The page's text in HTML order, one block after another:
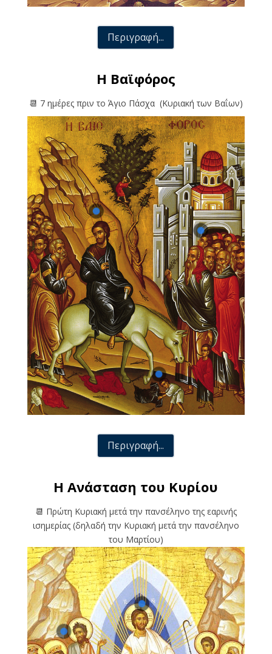
Περιγραφή...
Η Βαϊφόρος
📆 7 ημέρες πριν το Άγιο Πάσχα (Κυριακή των Βαΐων)
Περιγραφή...
Η Ανάσταση του Κυρίου
📆 Πρώτη Κυριακή μετά την πανσέληνο της εαρινής
ισημερίας (δηλαδή την Κυριακή μετά την πανσέληνο
του Μαρτίου)